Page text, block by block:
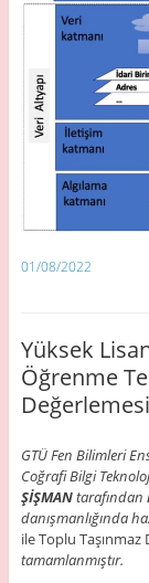
01/08/2022
Yüksek
Öğrenme
Değerlemesi
GTÜ Fen Bilimleri
Coğrafi Bilgi
ŞİŞMANtarafından
danışmanlığında
ile Toplu Taşınmaz
tamamlanmıştır.